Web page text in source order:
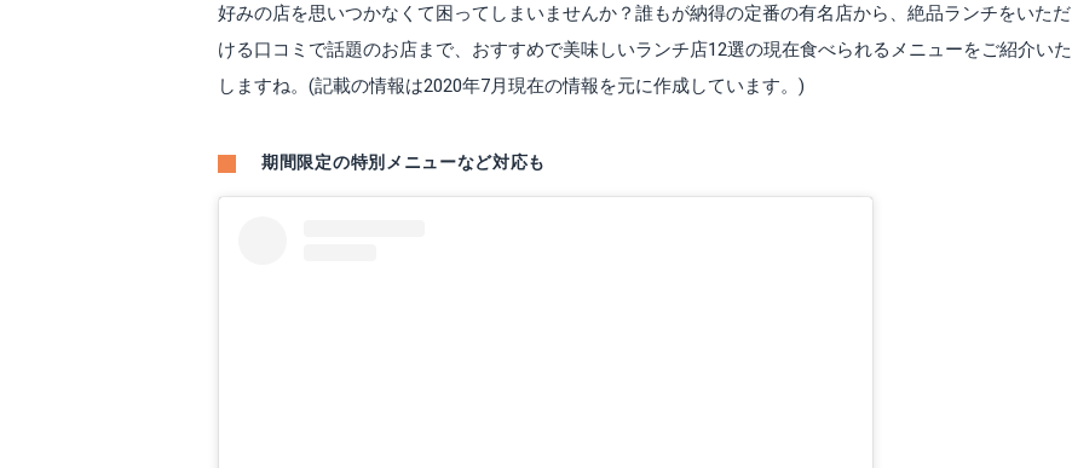
好みの店を思いつかなくて困ってしまいませんか？誰もが納得の定番の有名店から、絶品ランチをいただ
ける口コミで話題のお店まで、おすすめで美味しいランチ店12選の現在食べられるメニューをご紹介いた
しますね。(記載の情報は2020年7月現在の情報を元に作成しています。)
期間限定の特別メニューなど対応も